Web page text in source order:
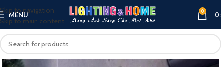
Skip to navigation
Skip to main content
MENU 0 0